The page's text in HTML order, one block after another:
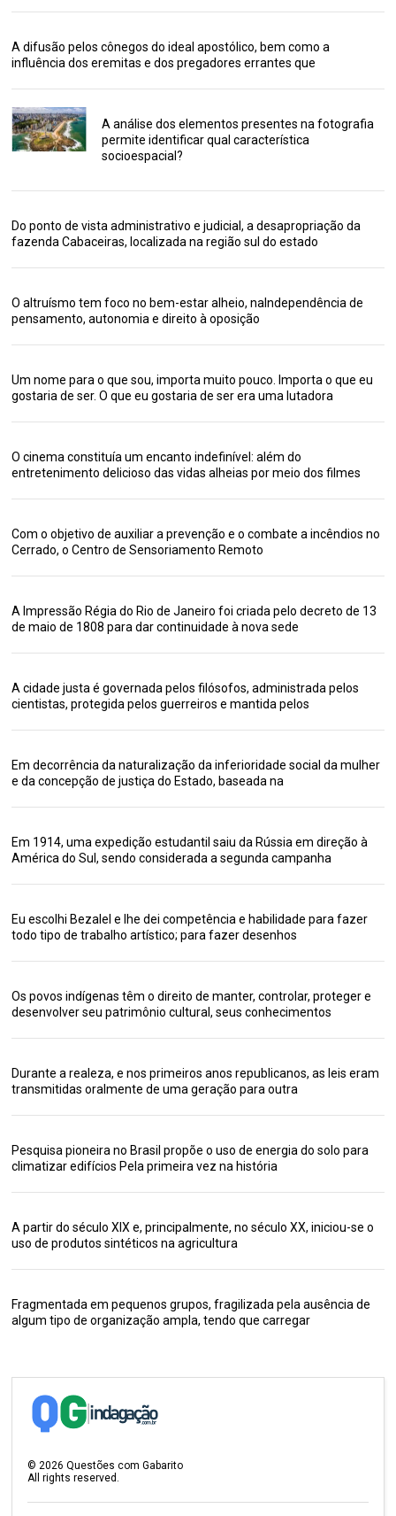
A difusão pelos cônegos do ideal apostólico, bem como a
influência dos eremitas e dos pregadores errantes que
A análise dos elementos presentes na fotografia
permite identificar qual característica
socioespacial?
Do ponto de vista administrativo e judicial, a desapropriação da
fazenda Cabaceiras, localizada na região sul do estado
O altruísmo tem foco no bem-estar alheio, naIndependência de
pensamento, autonomia e direito à oposição
Um nome para o que sou, importa muito pouco. Importa o que eu
gostaria de ser. O que eu gostaria de ser era uma lutadora
O cinema constituía um encanto indefinível: além do
entretenimento delicioso das vidas alheias por meio dos filmes
Com o objetivo de auxiliar a prevenção e o combate a incêndios no
Cerrado, o Centro de Sensoriamento Remoto
A Impressão Régia do Rio de Janeiro foi criada pelo decreto de 13
de maio de 1808 para dar continuidade à nova sede
A cidade justa é governada pelos filósofos, administrada pelos
cientistas, protegida pelos guerreiros e mantida pelos
Em decorrência da naturalização da inferioridade social da mulher
e da concepção de justiça do Estado, baseada na
Em 1914, uma expedição estudantil saiu da Rússia em direção à
América do Sul, sendo considerada a segunda campanha
Eu escolhi Bezalel e lhe dei competência e habilidade para fazer
todo tipo de trabalho artístico; para fazer desenhos
Os povos indígenas têm o direito de manter, controlar, proteger e
desenvolver seu patrimônio cultural, seus conhecimentos
Durante a realeza, e nos primeiros anos republicanos, as leis eram
transmitidas oralmente de uma geração para outra
Pesquisa pioneira no Brasil propõe o uso de energia do solo para
climatizar edifícios Pela primeira vez na história
A partir do século XIX e, principalmente, no século XX, iniciou-se o
uso de produtos sintéticos na agricultura
Fragmentada em pequenos grupos, fragilizada pela ausência de
algum tipo de organização ampla, tendo que carregar
© 2026 Questões com Gabarito
All rights reserved.